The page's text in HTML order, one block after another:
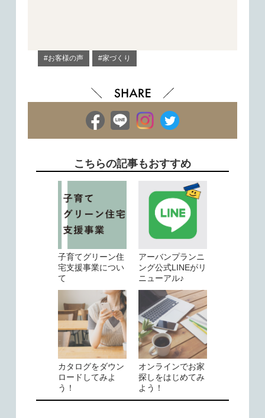
#お客様の声 #家づくり
こちらの記事もおすすめ
子育てグリーン住
宅支援事業につい
て
アーバンプランニ
ング公式LINEがリ
ニューアル♪
カタログをダウン
ロードしてみよ
う！
オンラインでお家
探しをはじめてみ
よう！